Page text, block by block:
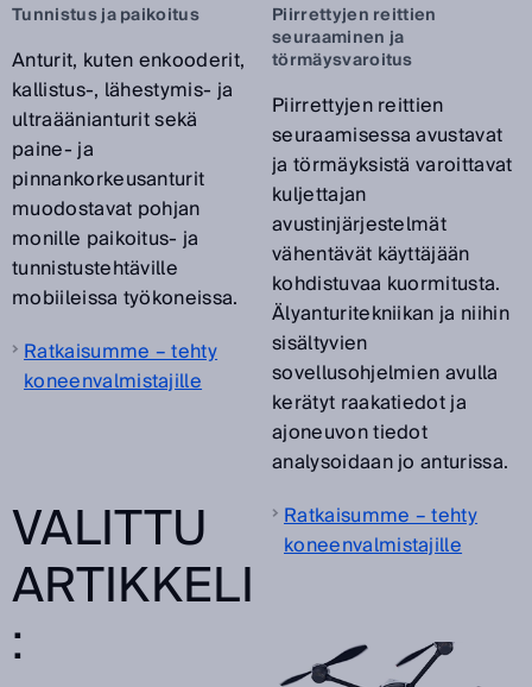
Tunnistus ja paikoitus
Anturit, kuten enkooderit,
kallistus-, lähestymis- ja
ultraäänianturit sekä
paine- ja
pinnankorkeusanturit
muodostavat pohjan
monille paikoitus- ja
tunnistustehtäville
mobiileissa työkoneissa.
Ratkaisumme – tehty
koneenvalmistajille
VALITTU
ARTIKKELI
:
Piirrettyjen reittien
seuraaminen ja
törmäysvaroitus
Piirrettyjen reittien
seuraamisessa avustavat
ja törmäyksistä varoittavat
kuljettajan
avustinjärjestelmät
vähentävät käyttäjään
kohdistuvaa kuormitusta.
Älyanturitekniikan ja niihin
sisältyvien
sovellusohjelmien avulla
kerätyt raakatiedot ja
ajoneuvon tiedot
analysoidaan jo anturissa.
Ratkaisumme – tehty
koneenvalmistajille